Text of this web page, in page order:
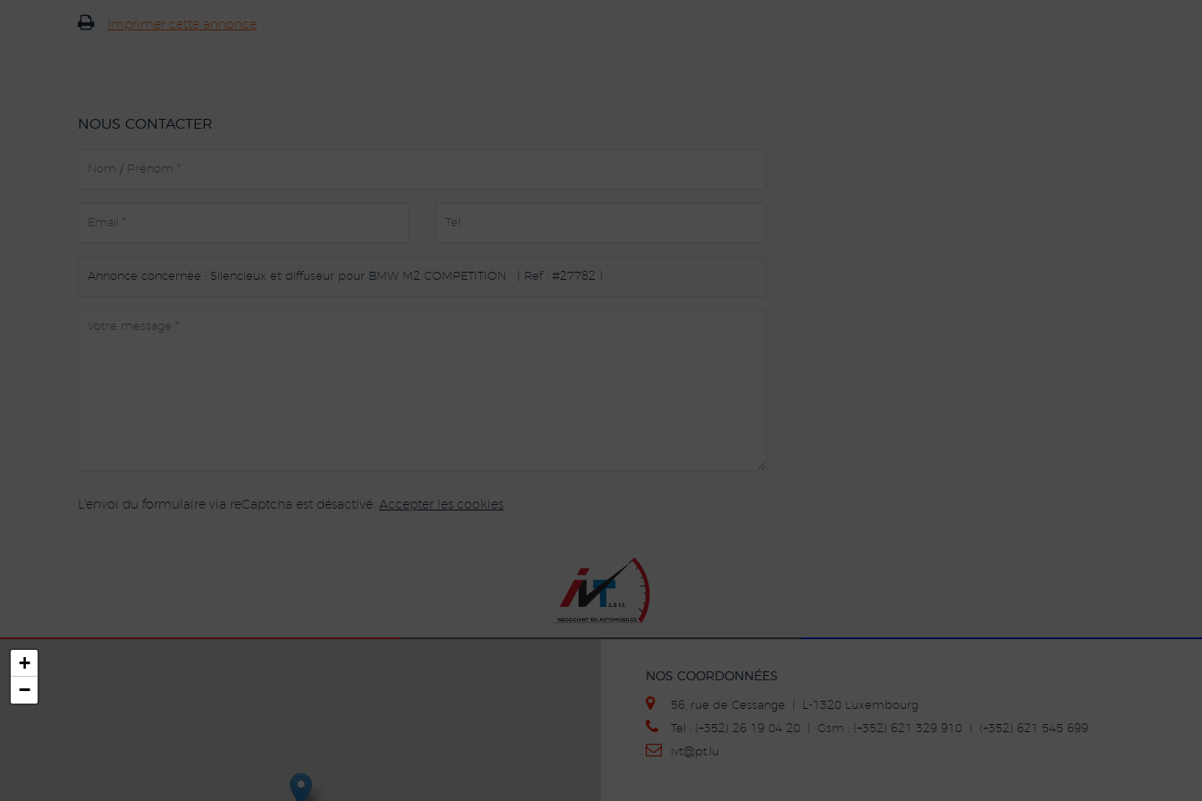
Imprimer cette annonce
NOUS CONTACTER
L'envoi du formulaire via reCaptcha est désactivé. Accepter les cookies
+
−
NOS COORDONNÉES
56, rue de Cessange | L-1320 Luxembourg
Tel : (+352) 26 19 04 20 | Gsm : (+352) 621 329 910 | (+352) 621 545 699
ivt@pt.lu